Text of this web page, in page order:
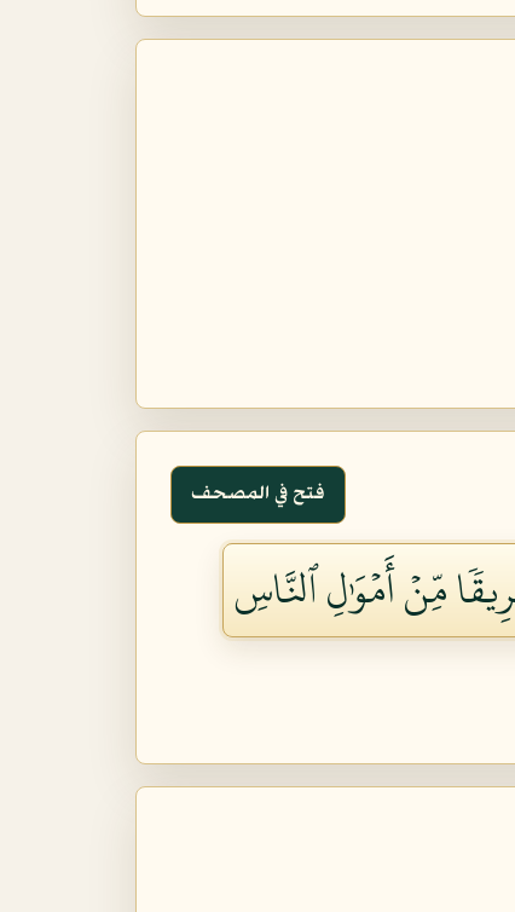
فتح في المصحف
مِّنۡ أَمۡوَٰلِ ٱلنَّاسِ